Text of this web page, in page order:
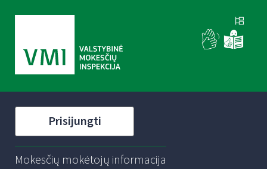
Prisijungti
Mokesčių mokėtojų informacija